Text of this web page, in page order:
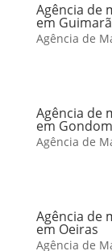
Agência de
em
Agência de
Agência de
em
Agência de
Agência de
em Oeiras
Agência de